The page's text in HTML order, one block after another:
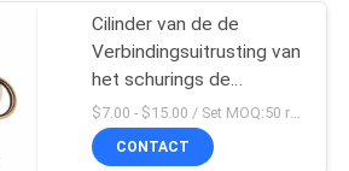
van de
Cilinder van de de
Verbindingsuitrusting van
het schurings de
Bestand PC200
Graafwerktuig
CONTACT